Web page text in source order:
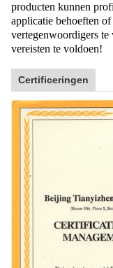
producten kunnen
applicatie behoeften
vertegenwoordigers
vereisten te voldoen!
Certificeringen